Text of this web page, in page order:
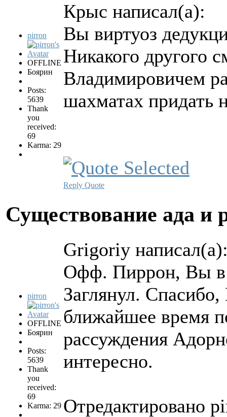
pirron
OFFLINE
Боярин
Posts:
5639
Thank
you
received:
69
Karma: 29
Крыс написал(а):
Вы виртуоз
Никакого другого
Владимировичем
шахматах придать
Reply Quote
Существование ада и
pirron
OFFLINE
Боярин
Posts:
5639
Thank
you
received:
69
Karma: 29
Grigoriy
Офф. Пиррон, Вы в
Заглянул.
ближайшее время
рассуждения
интересно.
Отредактировано